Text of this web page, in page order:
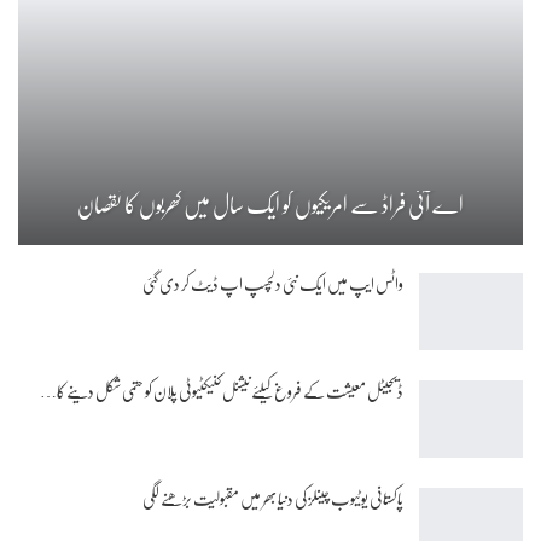
اے آئی فراڈ سے امریکیوں کو ایک سال میں کھربوں کا نقصان
واٹس ایپ میں ایک نئی دلچسپ اپ ڈیٹ کر دی گئی
ڈیجیٹل معیشت کے فروغ کیلئے نیشنل کنیکٹیوٹی پلان کو حتمی شکل دینے کا…
پاکستانی یوٹیوب چینلز کی دنیا بھر میں مقبولیت بڑھنے لگی